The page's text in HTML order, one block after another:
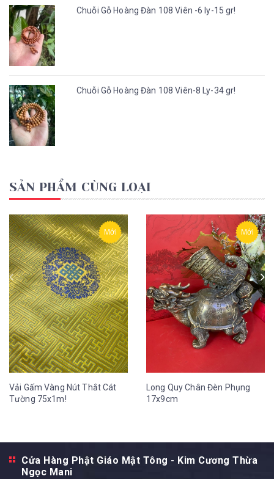
Chuỗi Gỗ Hoàng Đàn 108 Viên -6 ly-15 gr!
Chuỗi Gỗ Hoàng Đàn 108 Viên-8 Ly-34 gr!
SẢN PHẨM CÙNG LOẠI
Mới
Vải Gấm Vàng Nút Thắt Cát
Tường 75x1m!
Mới
Long Quy Chân Đèn Phụng
17x9cm
Cửa Hàng Phật Giáo Mật Tông - Kim Cương Thừa
Ngọc Mani